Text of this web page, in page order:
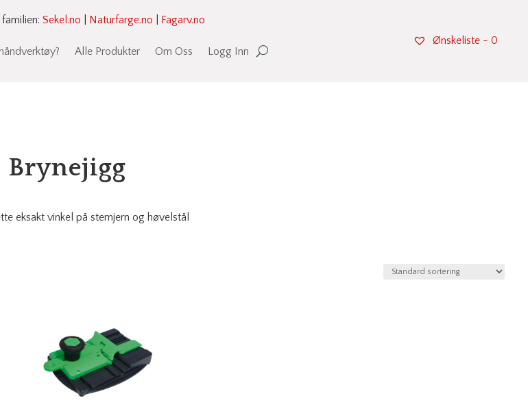
Sekel.no Naturfarge.no Fagarv.no
Alle Produkter Om Oss Logg Inn
Ønskeliste - 0
Brynejigg
eksakt vinkel på stemjern og høvelstål